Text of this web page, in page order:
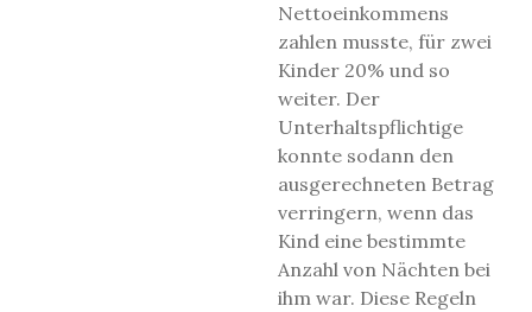
Nettoeinkommens
zahlen musste, für zwei
Kinder 20% und so
weiter. Der
Unterhaltspflichtige
konnte sodann den
ausgerechneten Betrag
verringern, wenn das
Kind eine bestimmte
Anzahl von Nächten bei
ihm war. Diese Regeln